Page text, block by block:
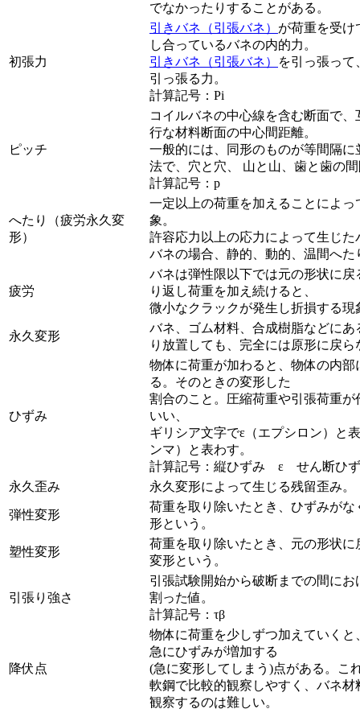
でなかったりすることがある。
初張力
引きバネ（引張バネ） が荷重を受け
し合っているバネの内的力。
引きバネ（引張バネ）
を引っ張っ
引っ張る力。
計算記号：Pi
ピッチ
コイルバネの中心線を含む断面で
行な材料断面の中心間距離。
一般的には、同形のものが等間隔
法で、穴と穴、 山と山、歯と歯の
計算記号：p
へたり（疲労永久変
形）
一定以上の荷重を加えることによ
象。
許容応力以上の応力によって生じ
バネの場合、静的、動的、温間へた
疲労
バネは弾性限以下では元の形状に
り返し荷重を加え続けると、
微小なクラックが発生し折損する現
永久変形
バネ、ゴム材料、合成樹脂などに
り放置しても、完全には原形に戻
ひずみ
物体に荷重が加わると、物体の内
る。そのときの変形した
割合のこと。圧縮荷重や引張荷重
いい、
ギリシア文字でε（エプシロン）と
ンマ）と表わす。
計算記号：縦ひずみ ε せん断ひ
永久歪み
永久変形によって生じる残留歪み。
弾性変形
荷重を取り除いたとき、ひずみが
形という。
塑性変形
荷重を取り除いたとき、元の形状
変形という。
引張り強さ
引張試験開始から破断までの間に
割った値。
計算記号：τβ
降伏点
物体に荷重を少しずつ加えていく
急にひずみが増加する
(急に変形してしまう)点がある。こ
軟鋼で比較的観察しやすく、バネ
観察するのは難しい。